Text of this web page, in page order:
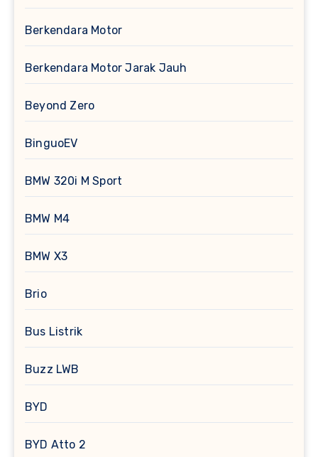
Berkendara Motor
Berkendara Motor Jarak Jauh
Beyond Zero
BinguoEV
BMW 320i M Sport
BMW M4
BMW X3
Brio
Bus Listrik
Buzz LWB
BYD
BYD Atto 2